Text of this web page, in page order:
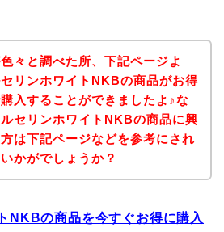
々と調べた所、下記ページよ
リンホワイトNKBの商品がお得
入することができましたよ♪な
セリンホワイトNKBの商品に興
は下記ページなどを参考にされ
かがでしょうか？
NKBの商品を今すぐお得に購入